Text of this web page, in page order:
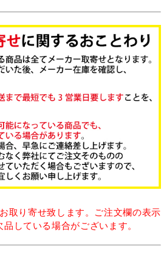
取り寄せ致します。ご注文欄の表示
している場合がございます。